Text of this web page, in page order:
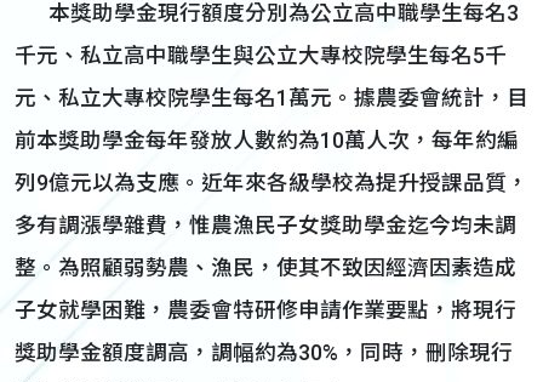
本獎助學金現行額度分別為公立高中職學生每名3
千元、私立高中職學生與公立大專校院學生每名5千
元、私立大專校院學生每名1萬元。據農委會統計，目
前本獎助學金每年發放人數約為10萬人次，每年約編
列9億元以為支應。近年來各級學校為提升授課品質，
多有調漲學雜費，惟農漁民子女獎助學金迄今均未調
整。為照顧弱勢農、漁民，使其不致因經濟因素造成
子女就學困難，農委會特研修申請作業要點，將現行
獎助學金額度調高，調幅約為30%，同時，刪除現行